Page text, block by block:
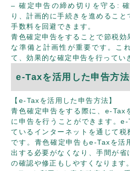
– 確定申告の締め切りを守る:
り、計画的に手続きを進めるこ
手数料を回避できます。
青色確定申告をすることで節税効
な準備と計画性が重要です。こ
て、効果的な確定申告を行ってい
e-Taxを活用した申告方法
【e-Taxを活用した申告方法】
青色確定申告をする際に、e-Tax
に申告を行うことができます。
ているインターネットを通じて税
です。青色確定申告もe-Taxを活
出する必要がなくなり、手間が省
の確認や修正もしやすくなります。